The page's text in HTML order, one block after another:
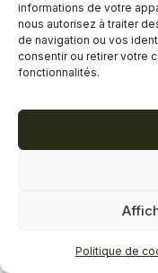
informations de votre
nous autorisez à traiter
de navigation ou vos
consentir ou retirer votre
fonctionnalités.
Politique de